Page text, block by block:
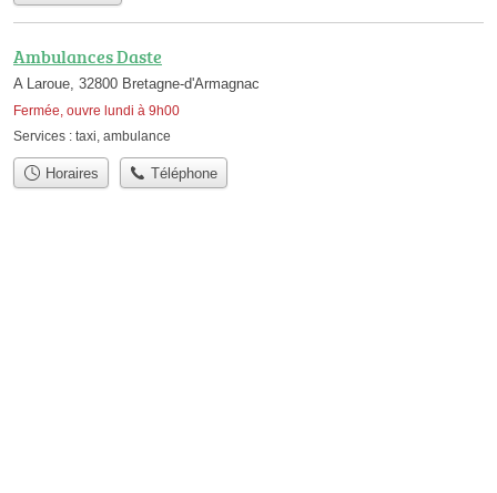
Ambulances Daste
A Laroue, 32800 Bretagne-d'Armagnac
Fermée, ouvre lundi à 9h00
Services : taxi, ambulance
Horaires Téléphone